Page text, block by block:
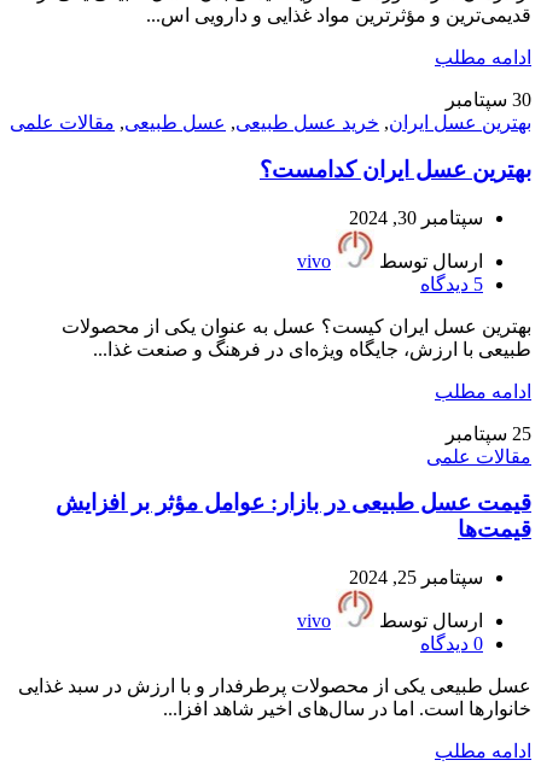
قدیمی‌ترین و مؤثرترین مواد غذایی و دارویی اس...
ادامه مطلب
30 سپتامبر
بهترین عسل ایران, خرید عسل طبیعی, عسل طبیعی, مقالات علمی
بهترین عسل ایران کدامست؟
سپتامبر 30, 2024
ارسال توسط
vivo
5 دیدگاه
بهترین عسل ایران کیست؟ عسل به عنوان یکی از محصولات
طبیعی با ارزش، جایگاه ویژه‌ای در فرهنگ و صنعت غذا...
ادامه مطلب
25 سپتامبر
مقالات علمی
قیمت عسل طبیعی در بازار: عوامل مؤثر بر افزایش
قیمت‌ها
سپتامبر 25, 2024
ارسال توسط
vivo
0 دیدگاه
عسل طبیعی یکی از محصولات پرطرفدار و با ارزش در سبد غذایی
خانوارها است. اما در سال‌های اخیر شاهد افزا...
ادامه مطلب